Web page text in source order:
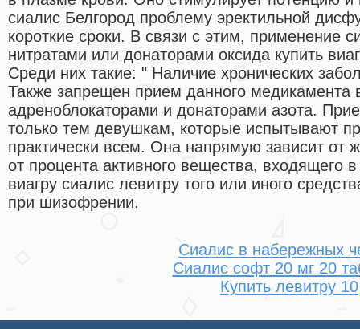
сиалис Белгород проблему эректильной
короткие сроки. В связи с этим, применение
нитратами или донаторами оксида купить
Среди них такие: " Наличие хронических
Также запрещен прием данного медикамента
адреноблокаторами и донаторами азота.
только тем девушкам, которые испытывают
практически всем. Она напрямую зависит от
от процента активного вещества, входящего
виагру сиалис левитру того или иного
при шизофрении.
Сиалис в набережных
Сиалис софт 20 мг 20
Купить левитру 10